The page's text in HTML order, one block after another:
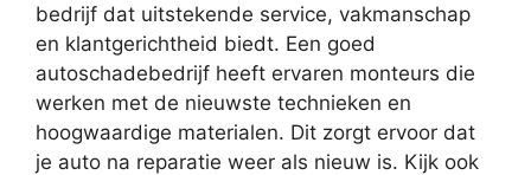
bedrijf dat uitstekende service, vakmanschap
en klantgerichtheid biedt. Een goed
autoschadebedrijf heeft ervaren monteurs die
werken met de nieuwste technieken en
hoogwaardige materialen. Dit zorgt ervoor dat
je auto na reparatie weer als nieuw is. Kijk ook